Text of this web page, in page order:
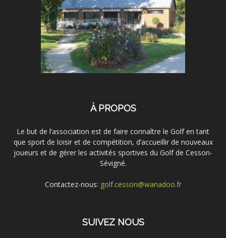
À PROPOS
Le but de l’association est de faire connaître le Golf en tant
que sport de loisir et de compétition, d’accueillir de nouveaux
joueurs et de gérer les activités sportives du Golf de Cesson-
Sévigné.
Contactez-nous: golf.cesson@wanadoo.fr
SUIVEZ NOUS